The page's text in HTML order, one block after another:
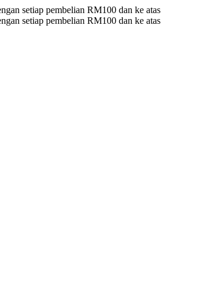
setiap pembelian RM100 dan ke atas
setiap pembelian RM100 dan ke atas